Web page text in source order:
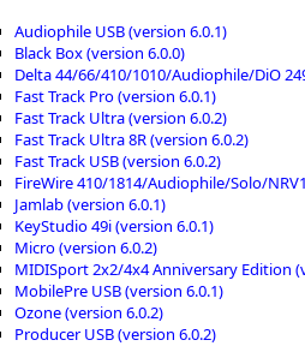
Audiophile USB (version 6.0.1)
Black Box (version 6.0.0)
Delta 44/66/410/1010/Audiophile/DiO
Fast Track Pro (version 6.0.1)
Fast Track Ultra (version 6.0.2)
Fast Track Ultra 8R (version 6.0.2)
Fast Track USB (version 6.0.2)
FireWire 410/1814/Audiophile/Solo/
Jamlab (version 6.0.1)
KeyStudio 49i (version 6.0.1)
Micro (version 6.0.2)
MIDISport 2x2/4x4 Anniversary Edition
MobilePre USB (version 6.0.1)
Ozone (version 6.0.2)
Producer USB (version 6.0.2)